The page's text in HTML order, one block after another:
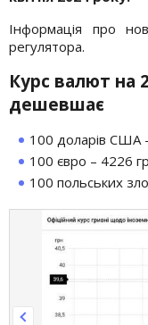
Інформація про
регулятора.
Курс валют на
дешевшає
100 доларів США
100 євро – 4226
100 польських